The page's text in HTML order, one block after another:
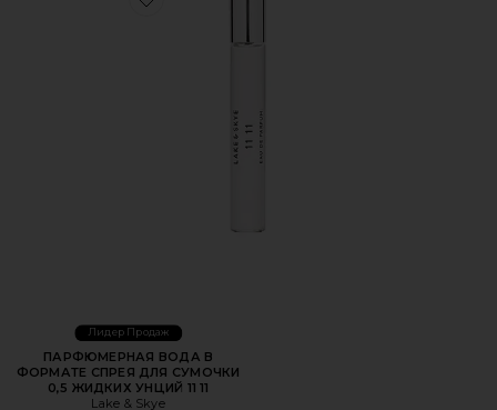
Favorite ПАРФЮМЕРНАЯ ВОДА В ФОРМАТЕ СПРЕЯ ДЛЯ
Лидер Продаж
ПАРФЮМЕРНАЯ ВОДА В
ФОРМАТЕ СПРЕЯ ДЛЯ СУМОЧКИ
0,5 ЖИДКИХ УНЦИЙ 11 11
Lake & Skye